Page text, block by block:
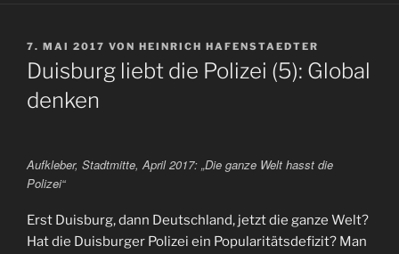
VERÖFFENTLICHT
AM
7. MAI 2017 VON HEINRICH HAFENSTAEDTER
Duisburg liebt die Polizei (5): Global
denken
Aufkleber, Stadtmitte, April 2017: „Die ganze Welt hasst die
Polizei“
Erst Duisburg, dann Deutschland, jetzt die ganze Welt?
Hat die Duisburger Polizei ein Popularitätsdefizit? Man